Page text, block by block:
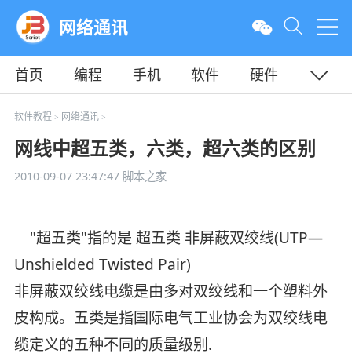
网络通讯
首页 编程 手机 软件
硬件
教程
平面
软件教程 > 网络通讯>
网线中超五类，六类，超六类的区别
2010-09-07 23:47:47脚本之家
"超五类"指的是 超五类 非屏蔽双绞线(UTP—
Unshielded Twisted Pair)
非屏蔽双绞线电缆是由多对双绞线和一个塑料外
皮构成。五类是指国际电气工业协会为双绞线电
缆定义的五种不同的质量级别.